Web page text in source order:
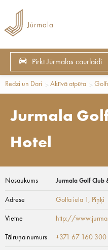
Pirkt Jūrmalas caurlaidi
Redzi un Dari Aktīvā atpūta
Jurmala
Hotel
Nosaukums Jurmala Golf Club
Adrese Golfa iela 1 , Piņķi
Vietne http://
Tālruņa numurs +371 67 160 300